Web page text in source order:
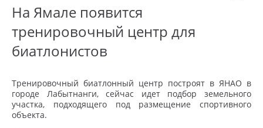
На Ямале появится
тренировочный центр для
биатлонистов
Тренировочный биатлонный центр построят в ЯНАО в
городе Лабытнанги, сейчас идет подбор земельного
участка, подходящего под размещение спортивного
объекта.